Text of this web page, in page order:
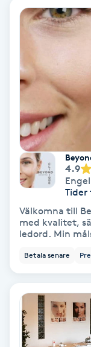
Trådning
Tvätt & Fön
Vaccination
Vaxning
Vinyasa Yoga
4.9
Tider
Välkomna till
med kvalitet,
ledord. Min
skräddarsydda
2021 är det
behandling,
Konsultation
samma dag.
tidigare
Betala senare